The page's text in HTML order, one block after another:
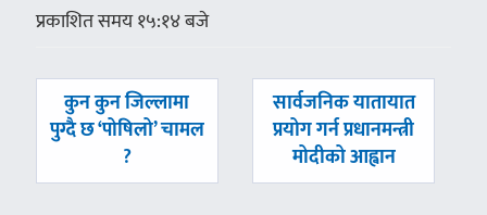
प्रकाशित समय १५:१४ बजे
पछिल्लाे
-
कुन कुन जिल्लामा
पुग्दै छ ‘पोषिलो’ चामल
?
अघिल्लाे
-
सार्वजनिक यातायात
प्रयोग गर्न प्रधानमन्त्री
मोदीको आह्वान